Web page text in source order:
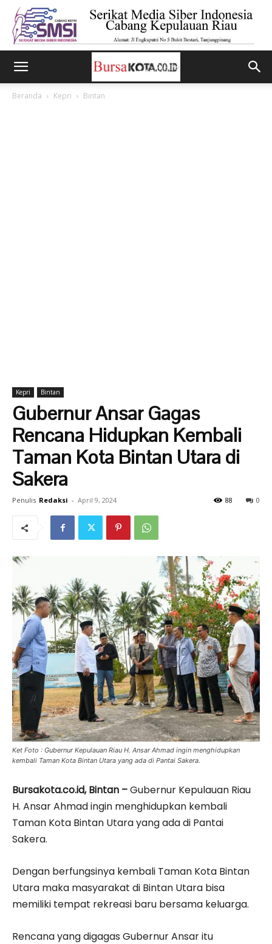
Beranda Kepri Bintan
Kepri Bintan
Gubernur Ansar Gagas
Rencana Hidupkan Kembali
Taman Kota Bintan Utara di
Sakera
Penulis Redaksi - April 9, 2024 0
88
Ket Foto : Gubernur Kepulauan Riau H. Ansar Ahmad ingin menghidupkan
kembali Taman Kota Bintan Utara yang ada di Pantai Sakera.
Bursakota.co.id, Bintan –Gubernur Kepulauan Riau
H. Ansar Ahmad ingin menghidupkan kembali
Taman Kota Bintan Utara yang ada di Pantai
Sakera.
Dengan berfungsinya kembali Taman Kota Bintan
Utara maka masyarakat di Bintan Utara bisa
memiliki tempat rekreasi baru bersama keluarga.
Rencana yang digagas Gubernur Ansar itu